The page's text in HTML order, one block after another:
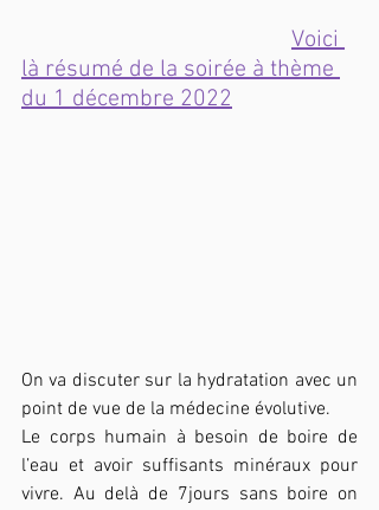
Voici
là résumé de la soirée à thème
du 1 décembre 2022
On va discuter sur la hydratation avec un
point de vue de la médecine évolutive.
Le corps humain à besoin de boire de
l’eau et avoir suffisants minéraux pour
vivre. Au delà de 7jours sans boire on